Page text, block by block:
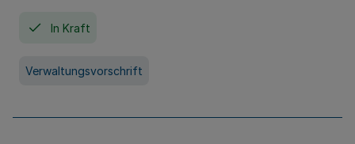
In Kraft
Verwaltungsvorschrift